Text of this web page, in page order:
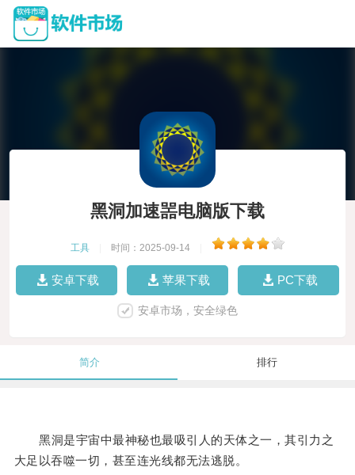
黑洞加速噐电脑版下载
工具 时间：2025-09-14
安卓下载 苹果下载 PC下载
安卓市场，安全绿色
简介 排行
黑洞是宇宙中最神秘也最吸引人的天体之一，其引力之
大足以吞噬一切，甚至连光线都无法逃脱。